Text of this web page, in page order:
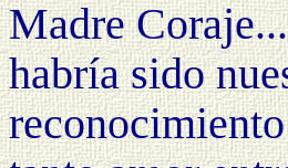
Madre
habría sido